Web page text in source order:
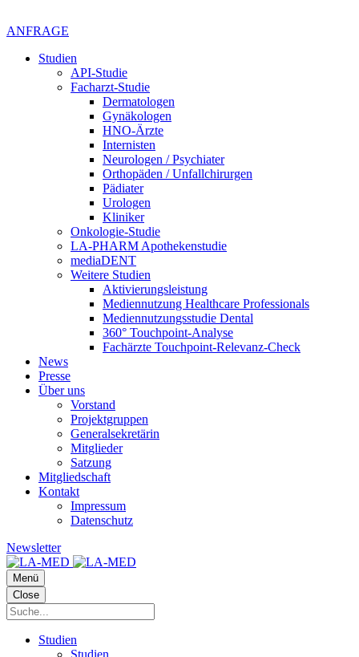
ANFRAGE
Studien
API-Studie
Facharzt-Studie
Dermatologen
Gynäkologen
HNO-Ärzte
Internisten
Neurologen / Psychiater
Orthopäden / Unfallchirurgen
Pädiater
Urologen
Kliniker
Onkologie-Studie
LA-PHARM Apothekenstudie
mediaDENT
Weitere Studien
Aktivierungsleistung
Mediennutzung Healthcare Professionals
Mediennutzungsstudie Dental
360° Touchpoint-Analyse
Fachärzte Touchpoint-Relevanz-Check
News
Presse
Über uns
Vorstand
Projektgruppen
Generalsekretärin
Mitglieder
Satzung
Mitgliedschaft
Kontakt
Impressum
Datenschutz
Newsletter
Menü
Close
Studien
Studien